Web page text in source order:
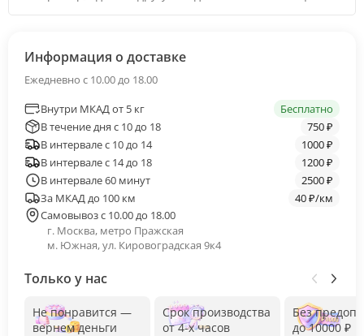
Информация о доставке
Ежедневно с 10.00 до 18.00
Внутри МКАД от 5 кг
Бесплатно
В течение дня с 10 до 18
750 ₽
В интервале с 10 до 14
1000 ₽
В интервале с 14 до 18
1200 ₽
В интервале 60 минут
2500 ₽
За МКАД до 100 км
40 ₽/км
Самовывоз с 10.00 до 18.00
г. Москва, метро Пражская
м. Южная, ул. Кировоградская 9к4
Только у нас
Не понравится —
вернем деньги
Срок производства
от 4-х часов
Без
до 10000 ₽